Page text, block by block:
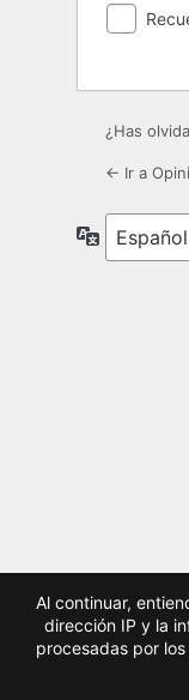
¿Has
← Ir a
Idioma
Al continuar,
dirección IP y la
procesadas por